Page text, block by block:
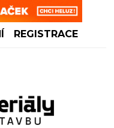
REGISTRACE